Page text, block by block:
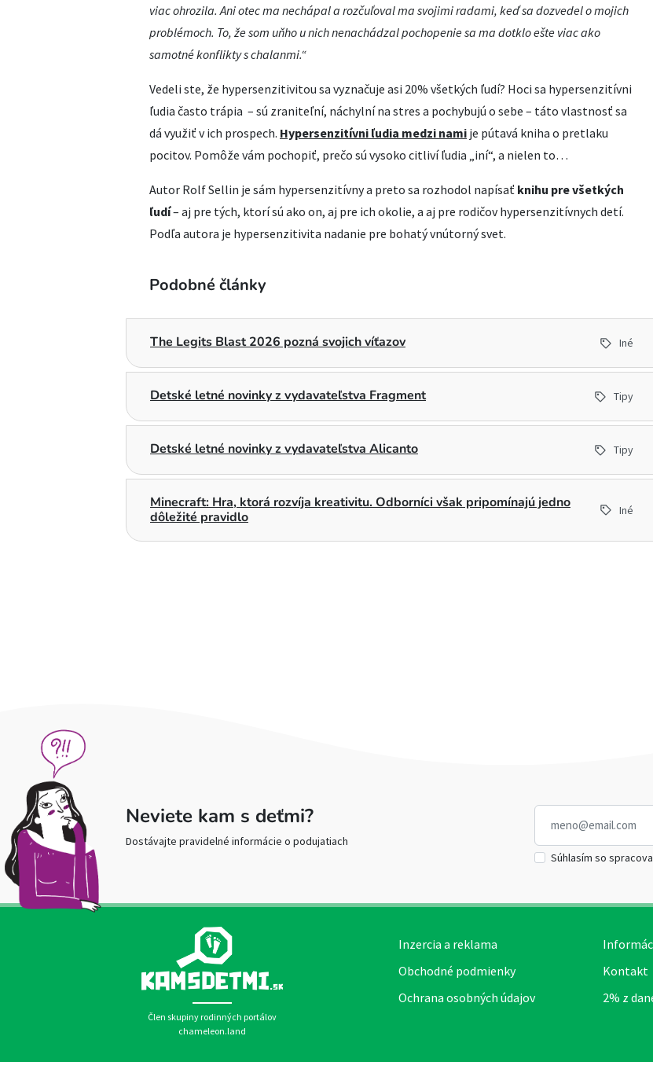
viac ohrozila. Ani otec ma nechápal a rozčuľoval ma svojimi radami, keď sa dozvedel o mojich
problémoch. To, že som uňho u nich nenachádzal pochopenie sa ma dotklo ešte viac ako
samotné konflikty s chalanmi.“
Vedeli ste, že hypersenzitivitou sa vyznačuje asi 20% všetkých ľudí? Hoci sa hypersenzitívni
ľudia často trápia – sú zraniteľní, náchylní na stres a pochybujú o sebe – táto vlastnosť sa
dá využiť v ich prospech. Hypersenzitívni ľudia medzi nami je pútavá kniha o pretlaku
pocitov. Pomôže vám pochopiť, prečo sú vysoko citliví ľudia „iní“, a nielen to…
Autor Rolf Sellin je sám hypersenzitívny a preto sa rozhodol napísať knihu pre všetkých
ľudí– aj pre tých, ktorí sú ako on, aj pre ich okolie, a aj pre rodičov hypersenzitívnych detí.
Podľa autora je hypersenzitivita nadanie pre bohatý vnútorný svet.
Podobné články
The Legits Blast 2026 pozná svojich víťazov Iné
Detské letné novinky z vydavateľstva Fragment Tipy
Detské letné novinky z vydavateľstva Alicanto Tipy
Minecraft: Hra, ktorá rozvíja kreativitu. Odborníci však pripomínajú jedno
dôležité pravidlo
Iné
Neviete kam s deťmi?
Dostávajte pravidelné informácie o podujatiach
Súhlasím so
Člen skupiny rodinných portálov
chameleon.land
Inzercia a reklama
Obchodné podmienky
Ochrana osobných údajov
Kontakt
2% z